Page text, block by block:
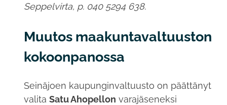
Seppelvirta, p. 040 5294 638.
Muutos maakuntavaltuuston
kokoonpanossa
Seinäjoen kaupunginvaltuusto on päättänyt
valita Satu Ahopellon varajäseneksi